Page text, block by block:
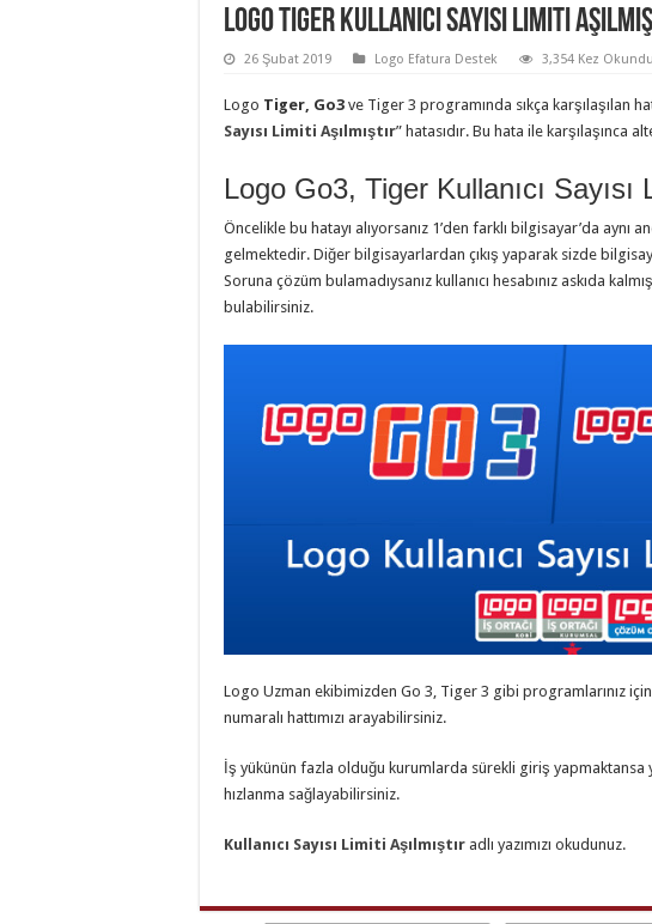
Logo Tiger Kullanıcı Sayısı Limiti
26 Şubat 2019 Logo Efatura Destek 3,354 Kez
Logo Tiger, Go3 ve Tiger 3 programında sıkça karşılaşılan
Sayısı Limiti Aşılmıştır” hatasıdır. Bu hata ile karşılaşınca
Logo Go3, Tiger Kullanıcı Sayısı
Öncelikle bu hatayı alıyorsanız 1’den farklı bilgisayar’da aynı
gelmektedir. Diğer bilgisayarlardan çıkış yaparak sizde
Soruna çözüm bulamadıysanız kullanıcı hesabınız askıda
bulabilirsiniz.
Logo Uzman ekibimizden Go 3, Tiger 3 gibi programlarınız için
numaralı hattımızı arayabilirsiniz.
İş yükünün fazla olduğu kurumlarda sürekli giriş yapmaktansa
hızlanma sağlayabilirsiniz.
Kullanıcı Sayısı Limiti Aşılmıştır adlı yazımızı okudunuz.